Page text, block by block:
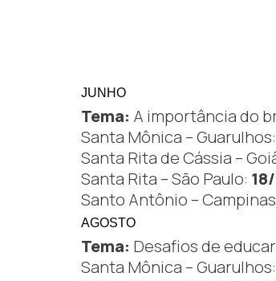
JUNHO
Tema: A importância do
Santa Mônica – Guarulhos:
Santa Rita de Cássia –
Santa Rita – São Paulo:
Santo Antônio –
AGOSTO
Tema: Desafios de
Santa Mônica – Guarulhos: